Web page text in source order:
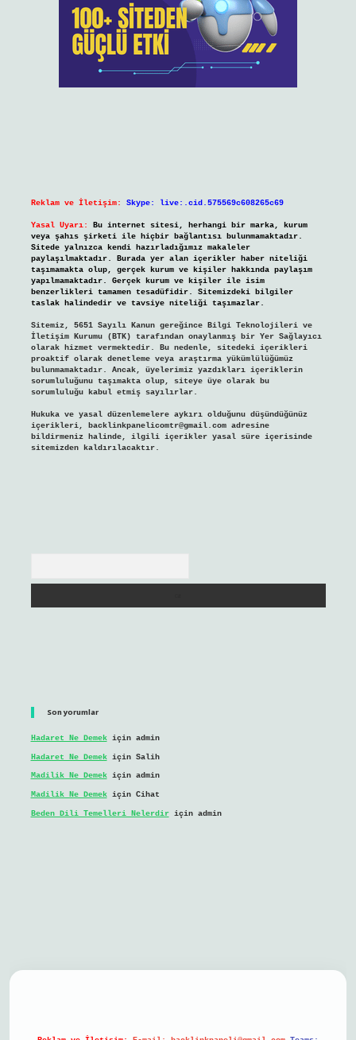
Reklam ve İletişim: Skype: live:.cid.575569c608265c69
Yasal Uyarı:
Bu internet sitesi, herhangi bir marka, kurum
veya şahıs şirketi ile hiçbir bağlantısı bulunmamaktadır.
Sitede yalnızca kendi hazırladığımız makaleler
paylaşılmaktadır. Burada yer alan içerikler haber niteliği
taşımamakta olup, gerçek kurum ve kişiler hakkında paylaşım
yapılmamaktadır. Gerçek kurum ve kişiler ile isim
benzerlikleri tamamen tesadüfidir. Sitemizdeki bilgiler
taslak halindedir ve tavsiye niteliği taşımazlar.
Sitemiz, 5651 Sayılı Kanun gereğince Bilgi Teknolojileri ve
İletişim Kurumu (BTK) tarafından onaylanmış bir Yer Sağlayıcı
olarak hizmet vermektedir. Bu nedenle, sitedeki içerikleri
proaktif olarak denetleme veya araştırma yükümlülüğümüz
bulunmamaktadır. Ancak, üyelerimiz yazdıkları içeriklerin
sorumluluğunu taşımakta olup, siteye üye olarak bu
sorumluluğu kabul etmiş sayılırlar.
Hukuka ve yasal düzenlemelere aykırı olduğunu düşündüğünüz
içerikleri, backlinkpanelicomtr@gmail.comadresine
bildirmeniz halinde, ilgili içerikler yasal süre içerisinde
sitemizden kaldırılacaktır.
Son yorumlar
Hadaret Ne Demekiçin admin
Hadaret Ne Demekiçin Salih
Madilik Ne Demekiçin admin
Madilik Ne Demekiçin Cihat
Beden Dili Temelleri Nelerdiriçin admin